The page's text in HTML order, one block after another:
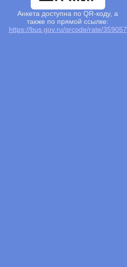
Анкета доступна по QR-коду, а
также по прямой ссылке:
https://bus.gov.ru/qrcode/rate/359057